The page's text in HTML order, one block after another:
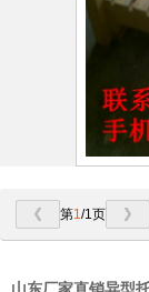
第1/1页